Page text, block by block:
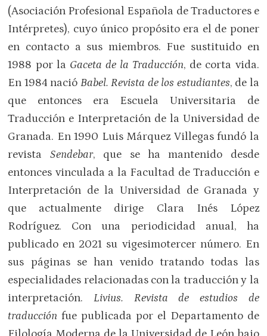
(Asociación Profesional Española de Traductores e
Intérpretes), cuyo único propósito era el de poner
en contacto a sus miembros. Fue sustituido en
1988 por la Gaceta de la Traducción, de corta vida.
En 1984 nació Babel. Revista de los estudiantes, de la
que entonces era Escuela Universitaria de
Traducción e Interpretación de la Universidad de
Granada. En 1990 Luis Márquez Villegas fundó la
revista Sendebar, que se ha mantenido desde
entonces vinculada a la Facultad de Traducción e
Interpretación de la Universidad de Granada y
que actualmente dirige Clara Inés López
Rodríguez. Con una periodicidad anual, ha
publicado en 2021 su vigesimotercer número. En
sus páginas se han venido tratando todas las
especialidades relacionadas con la traducción y la
interpretación.Livius. Revista de estudios de
traducción fue publicada por el Departamento de